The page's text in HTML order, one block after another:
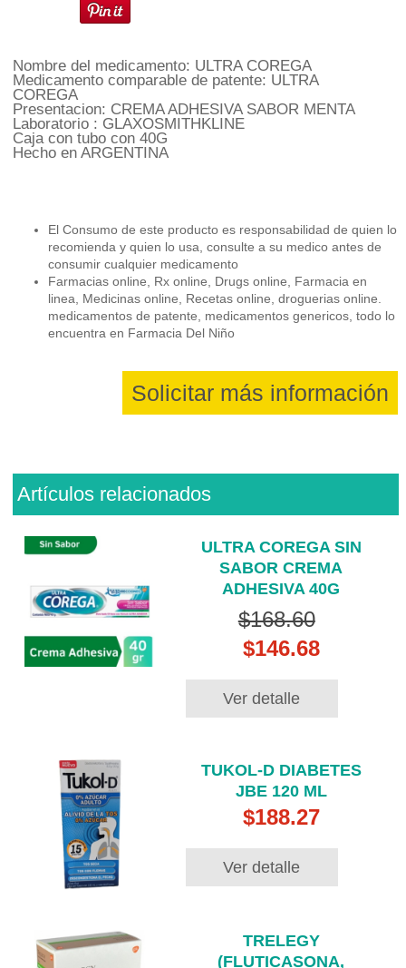
Nombre del medicamento: ULTRA COREGA
Medicamento comparable de patente: ULTRA
COREGA
Presentacion: CREMA ADHESIVA SABOR MENTA
Laboratorio : GLAXOSMITHKLINE
Caja con tubo con 40G
Hecho en ARGENTINA
El Consumo de este producto es responsabilidad de quien lo
recomienda y quien lo usa, consulte a su medico antes de
consumir cualquier medicamento
Farmacias online, Rx online, Drugs online, Farmacia en
linea, Medicinas online, Recetas online, droguerias online.
medicamentos de patente, medicamentos genericos, todo lo
encuentra en Farmacia Del Niño
Solicitar más información
Artículos relacionados
ULTRA COREGA SIN
SABOR CREMA
ADHESIVA 40G
$168.60
$146.68
Ver detalle
TUKOL-D DIABETES
JBE 120 ML
$188.27
Ver detalle
TRELEGY
(FLUTICASONA,